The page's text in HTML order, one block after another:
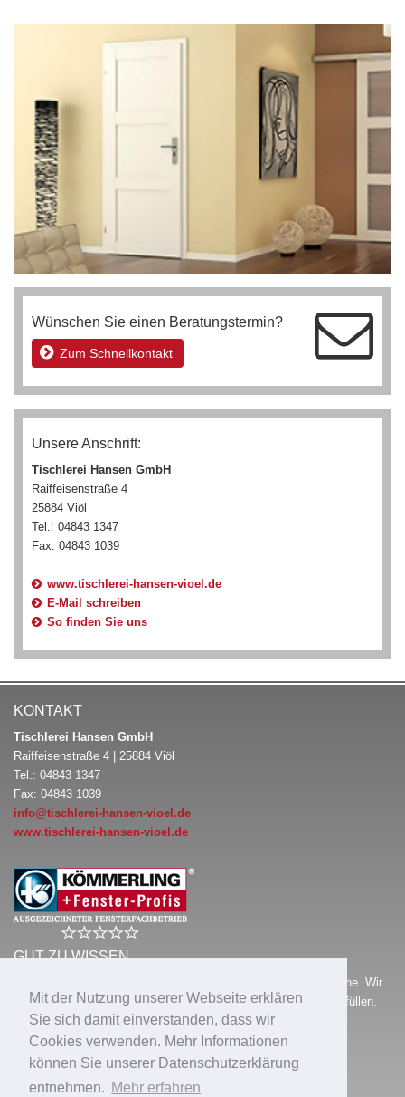
Mit der Nutzung unserer Webseite erklären
Sie sich damit einverstanden, dass wir
Cookies verwenden. Mehr Informationen
können Sie unserer Datenschutzerklärung
entnehmen. Mehr erfahren
Wünschen Sie einen Beratungstermin?
Zum Schnellkontakt
Unsere Anschrift:
Tischlerei Hansen GmbH
Raiffeisenstraße 4
25884 Viöl
Tel.: 04843 1347
Fax: 04843 1039
www.tischlerei-hansen-vioel.de
E-Mail schreiben
So finden Sie uns
KONTAKT
Tischlerei Hansen GmbH
Raiffeisenstraße 4 | 25884 Viöl
Tel.: 04843 1347
Fax: 04843 1039
info@tischlerei-hansen-vioel.de
www.tischlerei-hansen-vioel.de
GUT ZU WISSEN …
ist Ihr Fensterfachbetrieb in Ihrer Nähe. Wir
bieten Ihnen intelligente Lösungen, die Ihre hohen Ansprüche erfüllen.
Jetzt mehr erfahren!
INTERESSANTE THEMEN
Sie möchten mehrRuhe, größereSicherheit